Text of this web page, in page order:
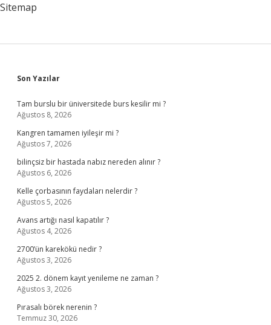
Sitemap
Sidebar
Son Yazılar
Tam burslu bir üniversitede burs kesilir mi ?
Ağustos 8, 2026
Kangren tamamen iyileşir mi ?
Ağustos 7, 2026
bilinçsiz bir hastada nabız nereden alınır ?
Ağustos 6, 2026
Kelle çorbasının faydaları nelerdir ?
Ağustos 5, 2026
Avans artığı nasıl kapatılır ?
Ağustos 4, 2026
2700’ün karekökü nedir ?
Ağustos 3, 2026
2025 2. dönem kayıt yenileme ne zaman ?
Ağustos 3, 2026
Pırasalı börek nerenin ?
Temmuz 30, 2026